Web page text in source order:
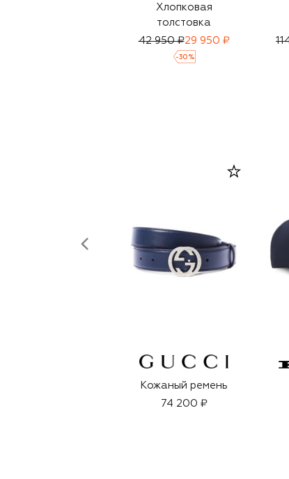
Хлопковая
толстовка
42 950 ₽29 950 ₽
-30 %
Кожаный ремень
74 200 ₽